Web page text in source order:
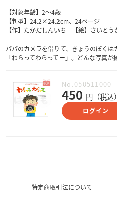
【対象年齢】2～4歳
【判型】24.2×24.2cm、24ページ
【作】たかだしんいち 【絵】さいとう
パパのカメラを借りて、きょうのぼくは
「わらってわらってー」。どんな写真が
No.050511000
450 円（税込）
ログイン
特定商取引法について